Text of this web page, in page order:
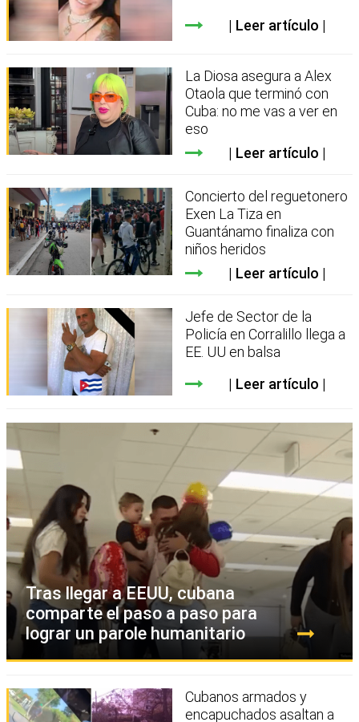
Leer artículo
La Diosa asegura a Alex
Otaola que terminó con
Cuba: no me vas a ver en
eso
Leer artículo
Concierto del reguetonero
Exen La Tiza en
Guantánamo finaliza con
niños heridos
Leer artículo
Jefe de Sector de la
Policía en Corralillo llega a
EE. UU en balsa
Leer artículo
Tras llegar a EEUU, cubana
comparte el paso a paso para
lograr un parole humanitario
Cubanos armados y
encapuchados asaltan a